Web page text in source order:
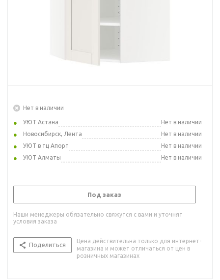
Нет в наличии
УЮТ Астана
Нет в наличии
Новосибирск, Лента
Нет в наличии
УЮТ в тц Апорт
Нет в наличии
УЮТ Алматы
Нет в наличии
Под заказ
Наши менеджеры обязательно свяжутся с вами и уточнят
условия заказа
Поделиться
Цена действительна только для интернет-
магазина и может отличаться от цен в
розничных магазинах